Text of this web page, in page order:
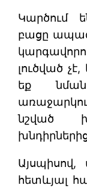
Կարծում
բացը
լուծված
եք
նշված
հետևյալ